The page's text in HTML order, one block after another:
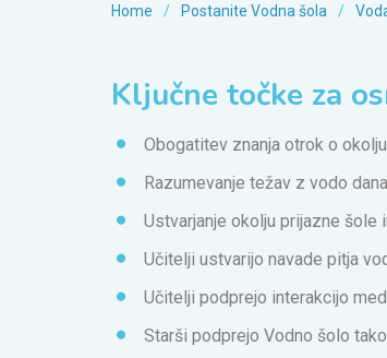
Home / Postanite Vodna šola /
Ključne točke za
Obogatitev znanja otrok o okolju
Razumevanje težav z vodo
Ustvarjanje okolju prijazne šole
Učitelji ustvarijo navade pitja
Učitelji podprejo interakcijo
Starši podprejo Vodno šolo